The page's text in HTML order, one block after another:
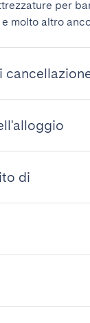
per
molto altro
di